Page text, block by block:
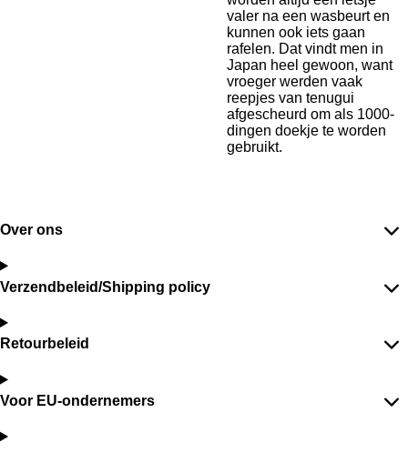
valer na een wasbeurt en
kunnen ook iets gaan
rafelen. Dat vindt men in
Japan heel gewoon, want
vroeger werden vaak
reepjes van tenugui
afgescheurd om als 1000-
dingen doekje te worden
gebruikt.
Over ons
Verzendbeleid/Shipping policy
Retourbeleid
Voor EU-ondernemers